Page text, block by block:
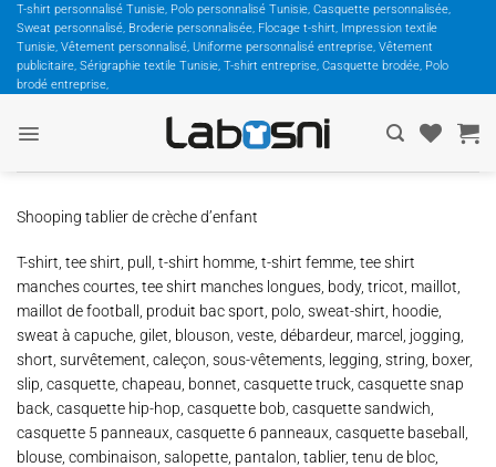
Passer
contenu
T-shirt personnalisé Tunisie, Polo personnalisé Tunisie, Casquette personnalisée,
Sweat personnalisé, Broderie personnalisée, Flocage t-shirt, Impression textile
Tunisie, Vêtement personnalisé, Uniforme personnalisé entreprise, Vêtement
publicitaire, Sérigraphie textile Tunisie, T-shirt entreprise, Casquette brodée, Polo
brodé entreprise,
Shooping tablier de crèche d’enfant
T-shirt, tee shirt, pull, t-shirt homme, t-shirt femme, tee shirt
manches courtes, tee shirt manches longues, body, tricot, maillot,
maillot de football, produit bac sport, polo, sweat-shirt, hoodie,
sweat à capuche, gilet, blouson, veste, débardeur, marcel, jogging,
short, survêtement, caleçon, sous-vêtements, legging, string, boxer,
slip, casquette, chapeau, bonnet, casquette truck, casquette snap
back, casquette hip-hop, casquette bob, casquette sandwich,
casquette 5 panneaux, casquette 6 panneaux, casquette baseball,
blouse, combinaison, salopette, pantalon, tablier, tenu de bloc,